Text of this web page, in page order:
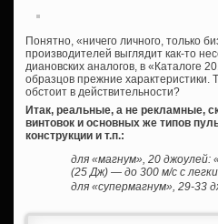
Понятно, «ничего личного, только
производителей выглядит как-то
диановских аналогов, в «Каталоге
образцов прежние характеристики.
обстоит в действительности?
Итак, реальные, а не рекламные,
винтовок и основных же типов
конструкции и т.п.:
для «магнум», 20
(25 Дж) — до 300 м/с с
для «супермагнум», 29-33